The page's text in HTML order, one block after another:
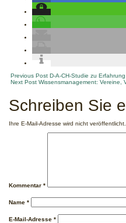
Post
navigation
Previous Post D-A-CH-Studie zu
Next Post Wissensmanagement: Vereine,
Schreiben Sie
Ihre E-Mail-Adresse wird nicht veröffentlicht.
Kommentar *
Name *
E-Mail-Adresse *